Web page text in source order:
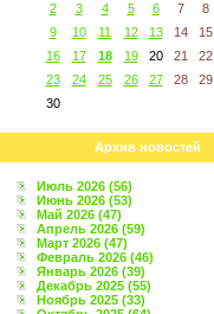
2
3 4 5 6 7
8
9
10 11 12 13 14
15
16
17 18 19 20 21
22
23
24 25 26 27 28
29
30
Архив новостей
Июль 2026 (56)
Июнь 2026 (53)
Май 2026 (47)
Апрель 2026 (59)
Март 2026 (47)
Февраль 2026 (46)
Январь 2026 (39)
Декабрь 2025 (55)
Ноябрь 2025 (33)